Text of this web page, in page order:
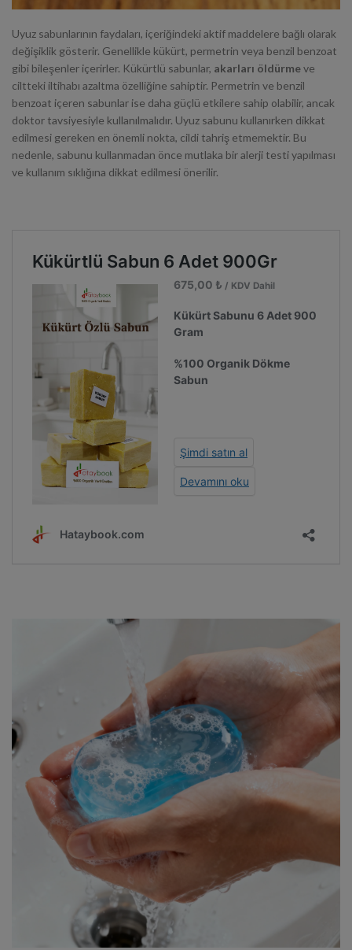
Uyuz sabunlarının faydaları, içeriğindeki aktif maddelere bağlı olarak
değişiklik gösterir. Genellikle kükürt, permetrin veya benzil benzoat
gibi bileşenler içerirler. Kükürtlü sabunlar, akarları öldürmeve
ciltteki iltihabı azaltma özelliğine sahiptir. Permetrin ve benzil
benzoat içeren sabunlar ise daha güçlü etkilere sahip olabilir, ancak
doktor tavsiyesiyle kullanılmalıdır. Uyuz sabunu kullanırken dikkat
edilmesi gereken en önemli nokta, cildi tahriş etmemektir. Bu
nedenle, sabunu kullanmadan önce mutlaka bir alerji testi yapılması
ve kullanım sıklığına dikkat edilmesi önerilir.